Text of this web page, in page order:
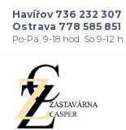
Havířov 736 232 307
Ostrava 778 585 851
Po-Pá, 9-18 hod. So 9-12 h.